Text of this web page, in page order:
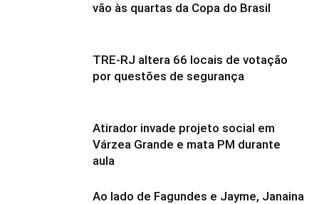
vão às quartas da Copa do Brasil
TRE-RJ altera 66 locais de votação
por questões de segurança
Atirador invade projeto social em
Várzea Grande e mata PM durante
aula
Ao lado de Fagundes e Jayme, Janaina